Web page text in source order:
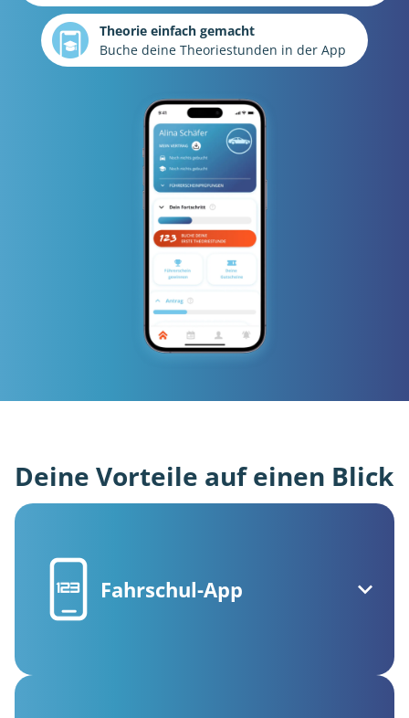
Theorie einfach gemacht
Buche deine Theoriestunden in der App
Deine Vorteile auf einen Blick
Fahrschul-App